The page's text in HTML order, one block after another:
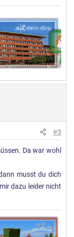
#3
Da war wohl
musst du dich
dazu leider nicht